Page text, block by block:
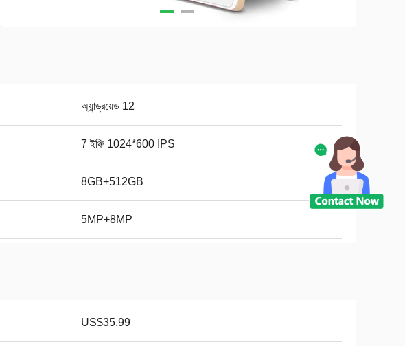
অ্যান্ড্রয়েড 12
7 ইঞ্চি 1024*600 IPS
8GB+512GB
5MP+8MP
US$35.99